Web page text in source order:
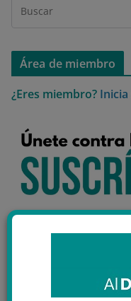
Área de miembro
¿Eres miembro? Inicia